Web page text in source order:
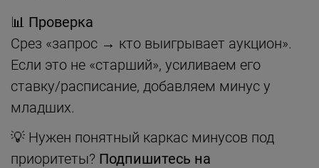
📊 Проверка
Срез «запрос → кто выигрывает аукцион».
Если это не «старший», усиливаем его
ставку/расписание, добавляем минус у
младших.
💡 Нужен понятный каркас минусов под
приоритеты? Подпишитесь на